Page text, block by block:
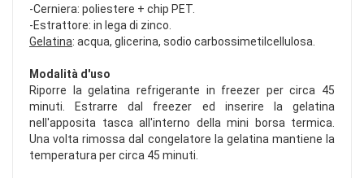
-Cerniera: poliestere + chip PET.
-Estrattore: in lega di zinco.
Gelatina: acqua, glicerina, sodio carbossimetilcellulosa.
Modalità d'uso
Riporre la gelatina refrigerante in freezer per circa 45
minuti. Estrarre dal freezer ed inserire la gelatina
nell'apposita tasca all'interno della mini borsa termica.
Una volta rimossa dal congelatore la gelatina mantiene la
temperatura per circa 45 minuti.